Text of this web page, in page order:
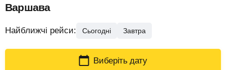
Варшава
Найближчі рейси: Сьогодні Завтра
Виберіть дату